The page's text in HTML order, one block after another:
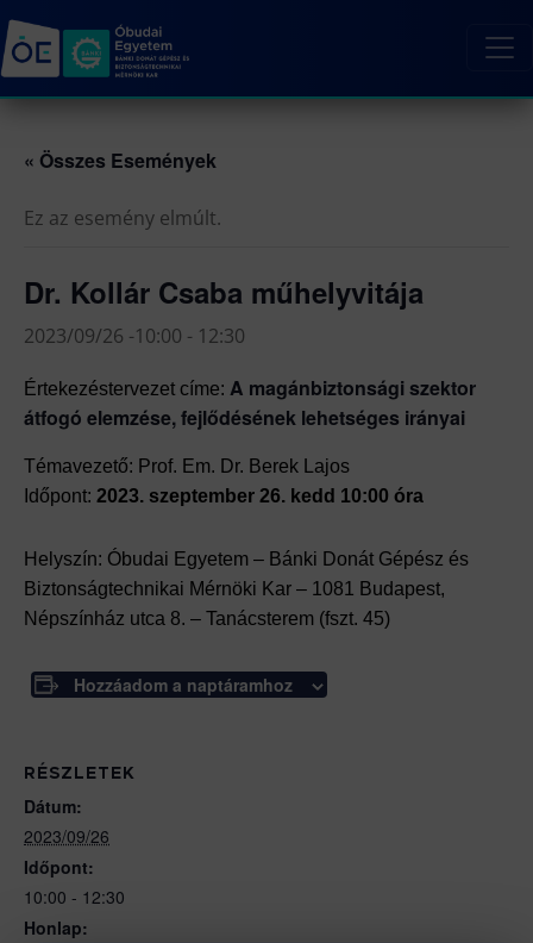
« Összes Események
Ez az esemény elmúlt.
Dr. Kollár Csaba műhelyvitája
2023/09/26 -10:00 - 12:30
Értekezéstervezet címe: A magánbiztonsági szektor
átfogó elemzése, fejlődésének lehetséges irányai
Témavezető: Prof. Em. Dr. Berek Lajos
Időpont: 2023. szeptember 26. kedd 10:00 óra
Helyszín: Óbudai Egyetem – Bánki Donát Gépész és
Biztonságtechnikai Mérnöki Kar – 1081 Budapest,
Népszínház utca 8. – Tanácsterem (fszt. 45)
Hozzáadom a naptáramhoz
RÉSZLETEK
Dátum:
2023/09/26
Időpont:
10:00 - 12:30
Honlap: